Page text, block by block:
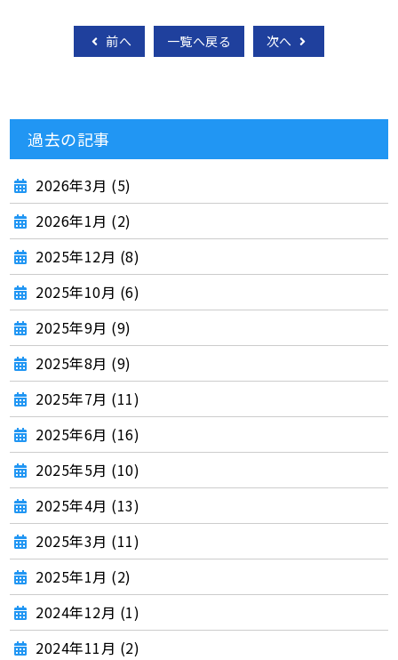
前へ 一覧へ戻る 次へ
過去の記事
2026年3月 (5)
2026年1月 (2)
2025年12月 (8)
2025年10月 (6)
2025年9月 (9)
2025年8月 (9)
2025年7月 (11)
2025年6月 (16)
2025年5月 (10)
2025年4月 (13)
2025年3月 (11)
2025年1月 (2)
2024年12月 (1)
2024年11月 (2)